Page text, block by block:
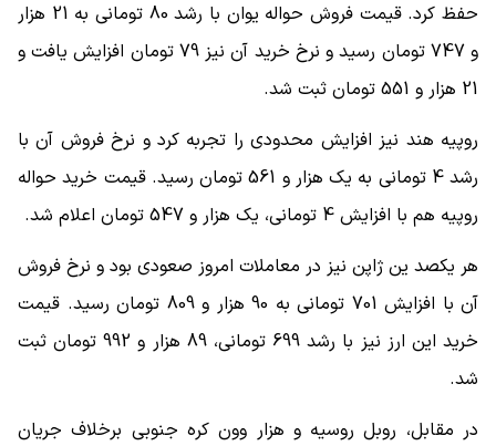
حفظ کرد. قیمت فروش حواله یوان با رشد 80 تومانی به 21 هزار
و 747 تومان رسید و نرخ خرید آن نیز 79 تومان افزایش یافت و
21 هزار و 551 تومان ثبت شد.
روپیه هند نیز افزایش محدودی را تجربه کرد و نرخ فروش آن با
رشد 4 تومانی به یک هزار و 561 تومان رسید. قیمت خرید حواله
روپیه هم با افزایش 4 تومانی، یک هزار و 547 تومان اعلام شد.
هر یکصد ین ژاپن نیز در معاملات امروز صعودی بود و نرخ فروش
آن با افزایش 701 تومانی به 90 هزار و 809 تومان رسید. قیمت
خرید این ارز نیز با رشد 699 تومانی، 89 هزار و 992 تومان ثبت
شد.
در مقابل، روبل روسیه و هزار وون کره جنوبی برخلاف جریان